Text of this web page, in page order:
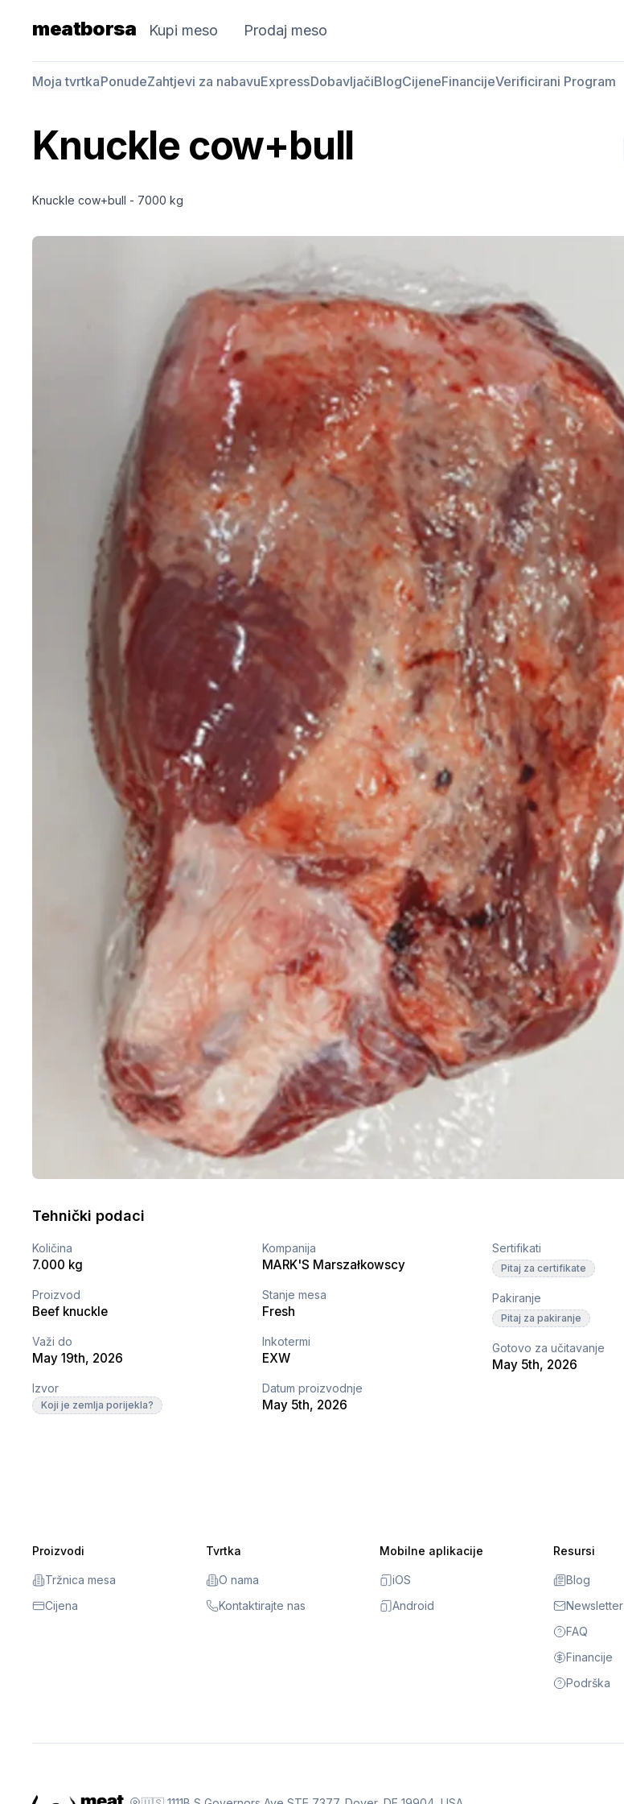
meatborsa Kupi meso Prodaj meso
Moja tvrtkaPonudeZahtjevi za nabavuExpressDobavljačiBlogCijeneFinancijeVerificirani Program
Knuckle cow+bull
Knuckle cow+bull - 7000 kg
Tehnički podaci
Količina
7.000 kg
Proizvod
Beef knuckle
Važi do
May 19th, 2026
Izvor
Koji je zemlja porijekla?
Kompanija
MARK'S Marszałkowscy
Stanje mesa
Fresh
Inkotermi
EXW
Datum proizvodnje
May 5th, 2026
Sertifikati
Pitaj za certifikate
Pakiranje
Pitaj za pakiranje
Gotovo za učitavanje
May 5th, 2026
Proizvodi
Tržnica mesa
Cijena
Tvrtka
O nama
Kontaktirajte nas
Mobilne aplikacije
iOS
Android
Resursi
Blog
Newsletter
FAQ
Financije
Podrška